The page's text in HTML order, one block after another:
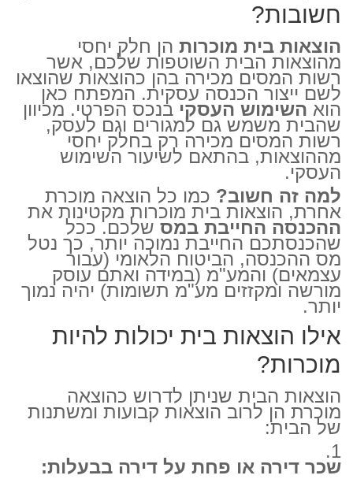
חשובות?
הוצאות בית מוכרות הן חלק יחסי
מהוצאות הבית השוטפות שלכם, אשר
רשות המסים מכירה בהן כהוצאות שהוצאו
לשם ייצור הכנסה עסקית. המפתח כאן
הוא השימוש העסקי בנכס הפרטי. מכיוון
שהבית משמש גם למגורים וגם לעסק,
רשות המסים מכירה רק בחלק יחסי
מההוצאות, בהתאם לשיעור השימוש
העסקי.
למה זה חשוב? כמו כל הוצאה מוכרת
אחרת, הוצאות בית מוכרות מקטינות את
ההכנסה החייבת במס שלכם. ככל
שהכנסתכם החייבת נמוכה יותר, כך נטל
מס ההכנסה, הביטוח הלאומי (עבור
עצמאים) והמע"מ (במידה ואתם עוסק
מורשה ומקזזים מע"מ תשומות) יהיה נמוך
יותר.
אילו הוצאות בית יכולות להיות
מוכרות?
הוצאות הבית שניתן לדרוש כהוצאה
מוכרת הן לרוב הוצאות קבועות ומשתנות
של הבית:
שכר דירה או פחת על דירה בבעלות: